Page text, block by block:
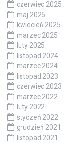
czerwiec 2025
maj 2025
kwiecień 2025
marzec 2025
luty 2025
listopad 2024
marzec 2024
listopad 2023
czerwiec 2023
marzec 2022
luty 2022
styczeń 2022
grudzień 2021
listopad 2021